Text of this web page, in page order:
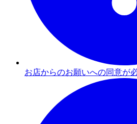
お店からのお願いへの同意が